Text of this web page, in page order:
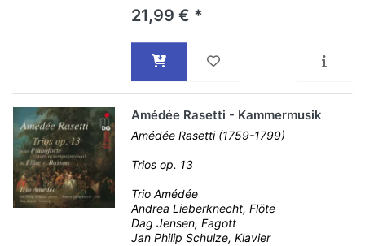
21,99 € *
Amédée Rasetti - Kammermusik
Amédée Rasetti (1759-1799)
Trios op. 13
Trio Amédée
Andrea Lieberknecht, Flöte
Dag Jensen, Fagott
Jan Philip Schulze, Klavier